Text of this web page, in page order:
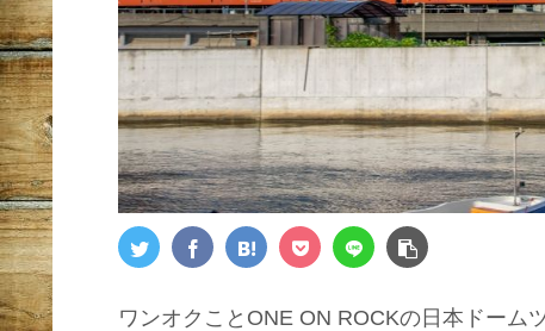
ワンオクことONE ON ROCKの日本ドーム